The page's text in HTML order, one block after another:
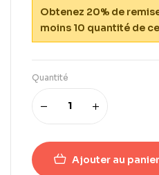
Obtenez 20% de
moins 10 quantité de
Quantité
Ajouter au panier